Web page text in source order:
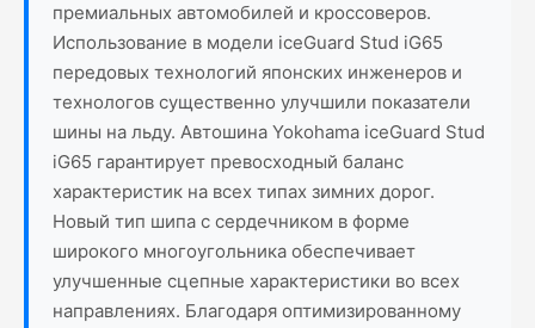
премиальных автомобилей и кроссоверов.
Использование в модели iceGuard Stud iG65
передовых технологий японских инженеров и
технологов существенно улучшили показатели
шины на льду. Автошина Yokohama iceGuard Stud
iG65 гарантирует превосходный баланс
характеристик на всех типах зимних дорог.
Новый тип шипа с сердечником в форме
широкого многоугольника обеспечивает
улучшенные сцепные характеристики во всех
направлениях. Благодаря оптимизированному